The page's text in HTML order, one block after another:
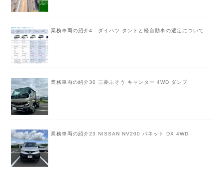
業務車両の紹介4 ダイハツ タントと軽自動車の選定について
業務車両の紹介30 三菱ふそう キャンター 4WD ダンプ
業務車両の紹介23 NISSAN NV200 バネット DX 4WD